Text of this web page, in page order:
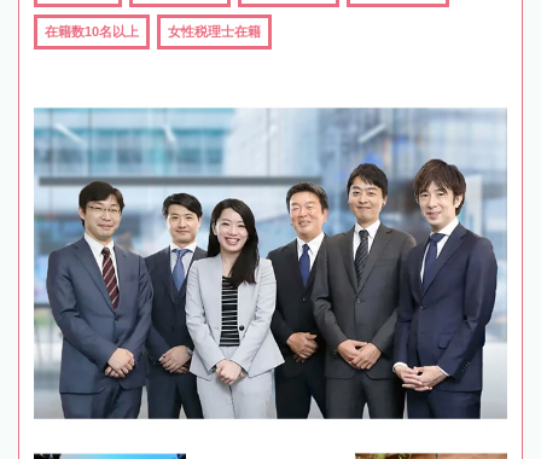
在籍数10名以上 女性税理士在籍